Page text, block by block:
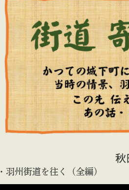
秋
・羽州街道を往く（全編）